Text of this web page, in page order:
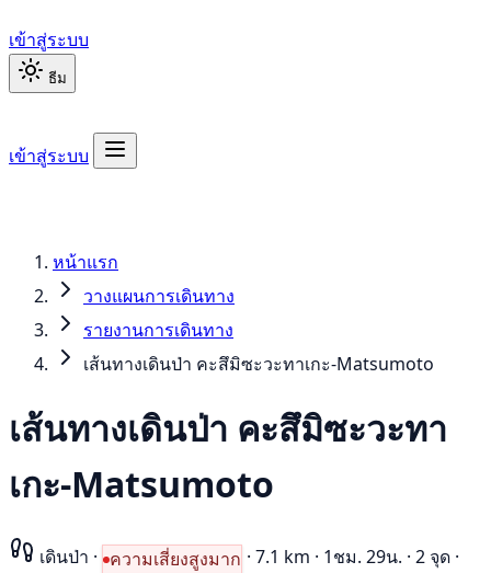
เข้าสู่ระบบ
ธีม
เข้าสู่ระบบ
หน้าแรก
วางแผนการเดินทาง
รายงานการเดินทาง
เส้นทางเดินป่า คะสึมิซะวะทาเกะ-Matsumoto
เส้นทางเดินป่า คะสึมิซะวะทา
เกะ-Matsumoto
เดินป่า · ความเสี่ยงสูงมาก · 7.1 km · 1ชม. 29น. · 2 จุด ·